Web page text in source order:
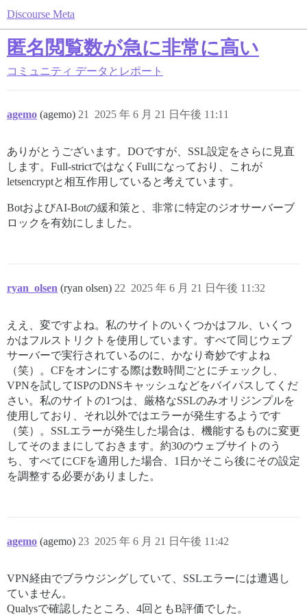
Discourse Meta
匿名閲覧数が急に非常に高い
コミュニティ データとレポート
agemo (agemo) 2025 年 6 月 21 日午後 11:11
21
ありがとうございます。DOですが、SSL設定をさらに見直
します。Full-strictではなくFullになっており、これが
letsencryptと相互作用していると考えています。
BotおよびAI-Botの緩和策と、非常に特定のジオサーバーブ
ロックを有効にしました。
ryan_olsen (ryan olsen) 2025 年 6 月 21 日午後 11:32
22
ええ、変ですよね。私のサイトのいくつかはフル、いくつ
かはフルストリクトを使用しています。すべて同じウェブ
サーバーで実行されているのに、かなり奇妙ですよね
（笑）。CFをオンにする際は数時間ごとにチェックし、
VPNを試してISPのDNSキャッシュなどをバイパスしてくだ
さい。私のサイトの1つは、厳格なSSLのみオリジンプルを
使用しており、それ以外ではエラーが発生するようです
（笑）。SSLエラーが発生した場合は、機能するものに変更
してそのままにしておきます。約30のウェブサイトのう
ち、すべてにCFを適用した場合、1日かそこら後にその設定
を調整する必要がありました。
agemo (agemo) 2025 年 6 月 21 日午後 11:42
23
VPN経由でブラウジングしていて、SSLエラーには遭遇し
ていません。
Qualysで確認したところ、4回ともB評価でした。